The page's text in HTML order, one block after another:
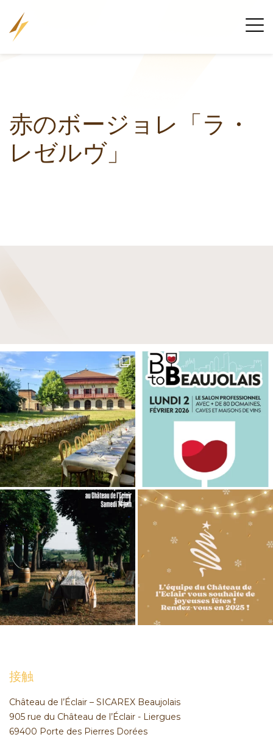
赤のボージョレ「ラ・
レゼルヴ」
接触
Château de l’Éclair – SICAREX Beaujolais
905 rue du Château de l’Éclair - Liergues
69400 Porte des Pierres Dorées